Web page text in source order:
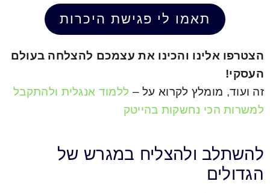
תאמו לי פגישת היכרות
הצטרפו אלינו והכינו את עצמכם להצלחה בעולם
העסקי!
זה ועוד, מומלץ לקרוא על – ללמוד אנגלית ולהתקבל
למשרות הכי נחשקות בהייטק
להשתלב ולהצליח במגרש של
הגדולים